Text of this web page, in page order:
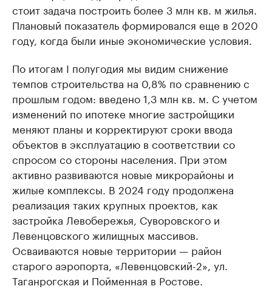
стоит задача построить более 3 млн кв. м жилья.
Плановый показатель формировался еще в 2020
году, когда были иные экономические условия.
По итогам I полугодия мы видим снижение
темпов строительства на 0,8% по сравнению с
прошлым годом: введено 1,3 млн кв. м. С учетом
изменений по ипотеке многие застройщики
меняют планы и корректируют сроки ввода
объектов в эксплуатацию в соответствии со
спросом со стороны населения. При этом
активно развиваются новые микрорайоны и
жилые комплексы. В 2024 году продолжена
реализация таких крупных проектов, как
застройка Левобережья, Суворовского и
Левенцовского жилищных массивов.
Осваиваются новые территории — район
старого аэропорта, «Левенцовский-2», ул.
Таганрогская и Пойменная в Ростове.